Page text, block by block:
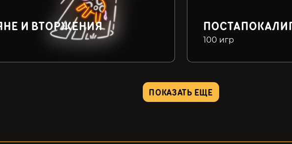
И ВТОРЖЕНИЯ
100 игр
ПОКАЗАТЬ ЕЩЕ